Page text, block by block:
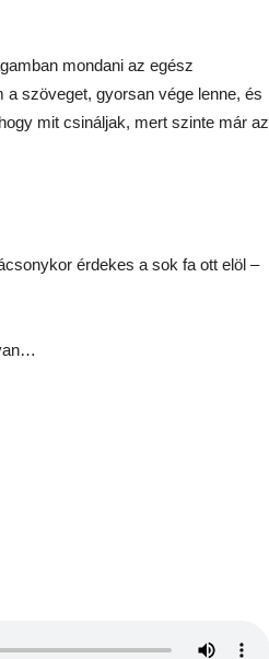
mondani az egész
szöveget, gyorsan vége lenne, és
mit csináljak, mert szinte már az
érdekes a sok fa ott elöl –